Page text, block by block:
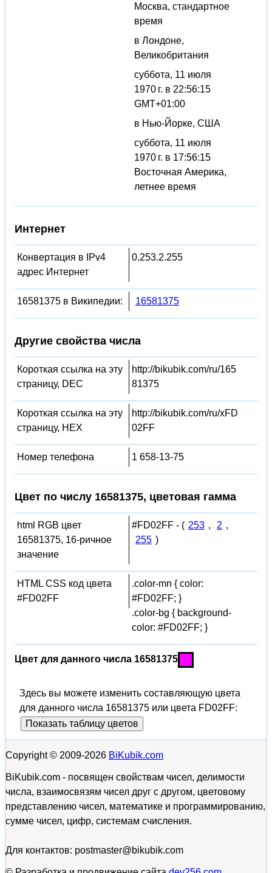
Москва, стандартное
время
в Лондоне,
Великобритания
суббота, 11 июля
1970 г. в 22:56:15
GMT+01:00
в Нью-Йорке, США
суббота, 11 июля
1970 г. в 17:56:15
Восточная Америка,
летнее время
Интернет
Конвертация в IPv4
адрес Интернет
0.253.2.255
16581375 в Википедии: 16581375
Другие свойства числа
Короткая ссылка на эту
страницу, DEC
http://bikubik.com/ru/165
81375
Короткая ссылка на эту
страницу, HEX
http://bikubik.com/ru/xFD
02FF
Номер телефона 1 658-13-75
Цвет по числу 16581375, цветовая гамма
html RGB цвет
16581375, 16-ричное
значение
#FD02FF - ( 253 , 2 ,
255 )
HTML CSS код цвета
#FD02FF
.color-mn { color:
#FD02FF; }
.color-bg { background-
color: #FD02FF; }
Цвет для данного числа 16581375
Здесь вы можете изменить составляющую цвета
для данного числа 16581375 или цвета FD02FF:
Показать таблицу цветов
Copyright © 2009-2026 BiKubik.com
BiKubik.com - посвящен свойствам чисел, делимости
числа, взаимосвязям чисел друг с другом, цветовому
представлению чисел, математике и программированию,
сумме чисел, цифр, системам счисления.
Для контактов: postmaster@bikubik.com